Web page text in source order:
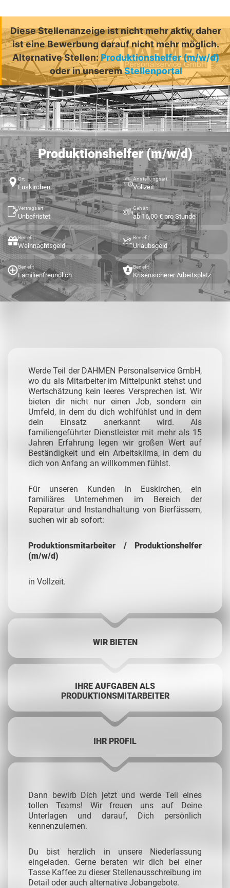
Diese Stellenanzeige ist nicht mehr aktiv, daher
ist eine Bewerbung darauf nicht mehr möglich.
Alternative Stellen:Produktionshelfer (m/w/d)
oder in unseremStellenportal
Produktionshelfer (m/w/d)
Ort
Euskirchen
Anstellungsart
Vollzeit
Vertragsart
Unbefristet
Gehalt
ab 16,00 € pro Stunde
Benefit
Weihnachtsgeld
Benefit
Urlaubsgeld
Benefit
Familienfreundlich
Benefit
Krisensicherer Arbeitsplatz
Werde Teil der DAHMEN Personalservice GmbH,
wo du als Mitarbeiter im Mittelpunkt stehst und
Wertschätzung kein leeres Versprechen ist. Wir
bieten dir nicht nur einen Job, sondern ein
Umfeld, in dem du dich wohlfühlst und in dem
dein Einsatz anerkannt wird. Als
familiengeführter Dienstleister mit mehr als 15
Jahren Erfahrung legen wir großen Wert auf
Beständigkeit und ein Arbeitsklima, in dem du
dich von Anfang an willkommen fühlst.
Für unseren Kunden in Euskirchen, ein
familiäres Unternehmen im Bereich der
Reparatur und Instandhaltung von Bierfässern,
suchen wir ab sofort:
Produktionsmitarbeiter / Produktionshelfer
(m/w/d)
in Vollzeit.
WIR BIETEN
IHRE AUFGABEN ALS
PRODUKTIONSMITARBEITER
IHR PROFIL
Dann bewirb Dich jetzt und werde Teil eines
tollen Teams! Wir freuen uns auf Deine
Unterlagen und darauf, Dich persönlich
kennenzulernen.
Du bist herzlich in unsere Niederlassung
eingeladen. Gerne beraten wir dich bei einer
Tasse Kaffee zu dieser Stellenausschreibung im
Detail oder auch alternative Jobangebote.